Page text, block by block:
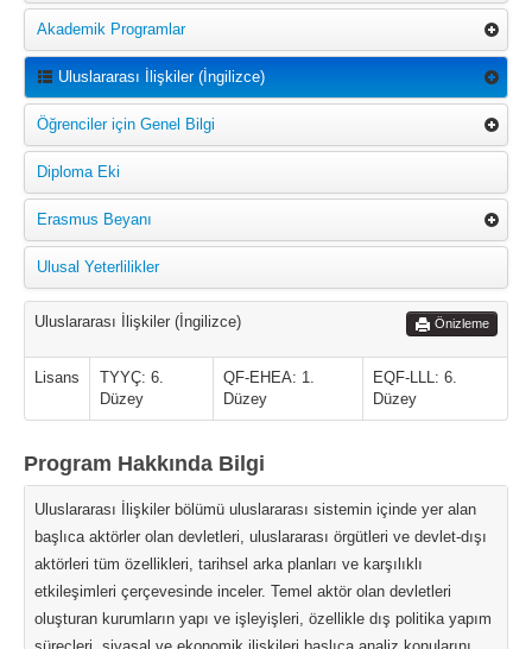
Akademik Programlar
Uluslararası İlişkiler (İngilizce)
Öğrenciler için Genel Bilgi
Diploma Eki
Erasmus Beyanı
Ulusal Yeterlilikler
Uluslararası İlişkiler (İngilizce) Önizleme
Lisans
TYYÇ: 6.
Düzey
QF-EHEA: 1.
Düzey
EQF-LLL: 6.
Düzey
Program Hakkında Bilgi
Uluslararası İlişkiler bölümü uluslararası sistemin içinde yer alan
başlıca aktörler olan devletleri, uluslararası örgütleri ve devlet-dışı
aktörleri tüm özellikleri, tarihsel arka planları ve karşılıklı
etkileşimleri çerçevesinde inceler. Temel aktör olan devletleri
oluşturan kurumların yapı ve işleyişleri, özellikle dış politika yapım